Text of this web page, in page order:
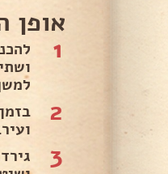
אופן
1
2
3